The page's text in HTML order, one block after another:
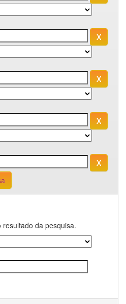
da pesquisa.